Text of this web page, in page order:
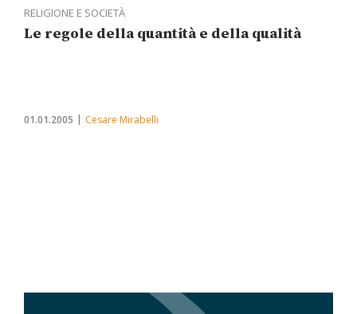
RELIGIONE E SOCIETÀ
Le regole della quantità e della qualità
01.01.2005 Cesare Mirabelli